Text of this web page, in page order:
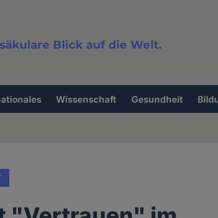
Blick auf die Welt.
Wissenschaft Gesundheit